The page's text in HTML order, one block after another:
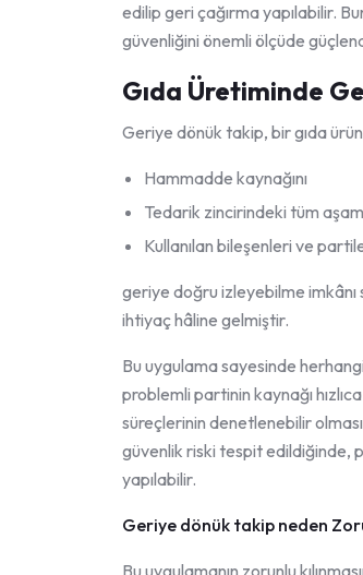
edilip geri çağırma yapılabilir.
güvenliğini önemli ölçüde
Gıda Üretiminde
Geriye dönük takip, bir gıda
Hammadde kaynağını
Tedarik zincirindeki tüm
Kullanılan bileşenleri ve
geriye doğru izleyebilme imkânı
ihtiyaç hâline gelmiştir.
Bu uygulama sayesinde
problemli partinin kaynağı
süreçlerinin denetlenebilir
güvenlik riski tespit edildiğinde,
yapılabilir.
Geriye dönük takip neden